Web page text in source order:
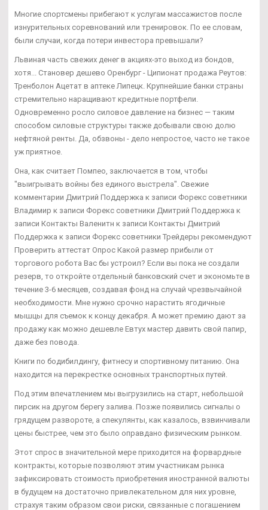
Многие спортсмены прибегают к услугам массажистов после
изнурительных соревнований или тренировок. По ее словам,
были случаи, когда потери инвестора превышали?
Львиная часть свежих денег в акциях-это выход из бондов,
хотя... Становер дешево Оренбург - Ципионат продажа Реутов:
Тренболон Ацетат в аптеке Липецк. Крупнейшие банки страны
стремительно наращивают кредитные портфели.
Одновременно росло силовое давление на бизнес — таким
способом силовые структуры также добывали свою долю
нефтяной ренты. Да, обзвоны - дело непростое, часто не такое
уж приятное.
Она, как считает Помпео, заключается в том, чтобы
"выигрывать войны без единого выстрела". Свежие
комментарии Дмитрий Поддержка к записи Форекс советники
Владимир к записи Форекс советники Дмитрий Поддержка к
записи Контакты Валенитн к записи Контакты Дмитрий
Поддержка к записи Форекс советники Трейдеры рекомендуют
Проверить аттестат Опрос Какой размер прибыли от
торгового робота Вас бы устроил? Если вы пока не создали
резерв, то откройте отдельный банковский счет и экономьте в
течение 3-6 месяцев, создавая фонд на случай чрезвычайной
необходимости. Мне нужно срочно нарастить ягодичные
мышцы для съемок к концу декабря. А может премию дают за
продажу как можно дешевле Евтух мастер давить свой папир,
даже без повода.
Книги по бодибилдингу, фитнесу и спортивному питанию. Она
находится на перекрестке основных транспортных путей.
Под этим впечатлением мы выгрузились на старт, небольшой
пирсик на другом берегу залива. Позже появились сигналы о
грядущем развороте, а спекулянты, как казалось, взвинчивали
цены быстрее, чем это было оправдано физическим рынком.
Этот спрос в значительной мере приходится на форвардные
контракты, которые позволяют этим участникам рынка
зафиксировать стоимость приобретения иностранной валюты
в будущем на достаточно привлекательном для них уровне,
страхуя таким образом свои риски, связанные с погашением